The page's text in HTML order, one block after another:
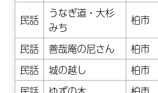
民話
うなぎ道・大杉
みち
柏市
民話
善哉庵の尼さん 柏市
民話
城の越し 柏市